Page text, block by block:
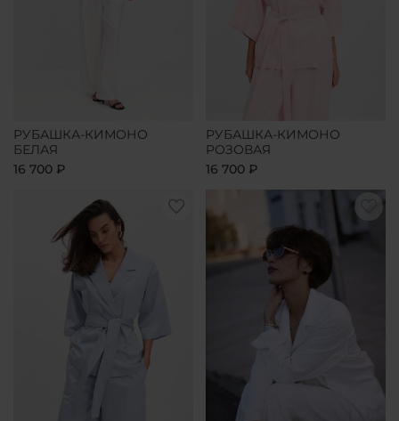
РУБАШКА-КИМОНО
БЕЛАЯ
16 700 ₽
РУБАШКА-КИМОНО
РОЗОВАЯ
16 700 ₽